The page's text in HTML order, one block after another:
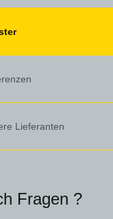
Lieferanten
Fragen ?